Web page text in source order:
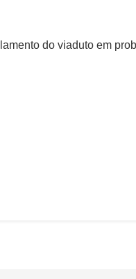
do viaduto em